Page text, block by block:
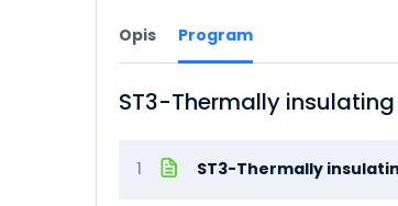
Opis Program
ST3-Thermally
1 ST3-Thermally